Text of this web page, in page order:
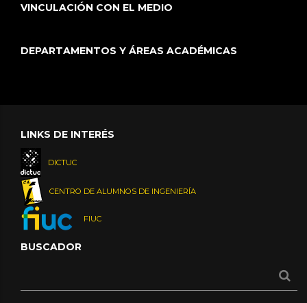
VINCULACIÓN CON EL MEDIO
DEPARTAMENTOS Y ÁREAS ACADÉMICAS
LINKS DE INTERÉS
DICTUC
CENTRO DE ALUMNOS DE INGENIERÍA
FIUC
BUSCADOR